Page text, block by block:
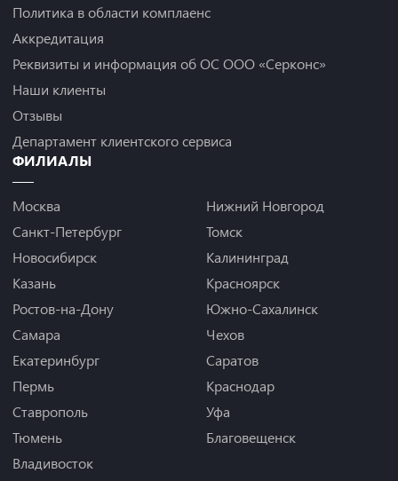
Политика в области комплаенс
Аккредитация
Реквизиты и информация об ОС ООО «Серконс»
Наши клиенты
Отзывы
Департамент клиентского сервиса
ФИЛИАЛЫ
Москва
Санкт-Петербург
Новосибирск
Казань
Ростов-на-Дону
Самара
Екатеринбург
Пермь
Ставрополь
Тюмень
Владивосток
Нижний Новгород
Томск
Калининград
Красноярск
Южно-Сахалинск
Чехов
Саратов
Краснодар
Уфа
Благовещенск